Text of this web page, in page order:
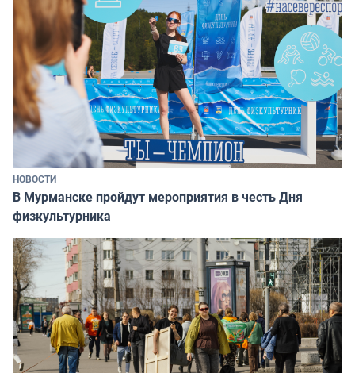
НОВОСТИ
В Мурманске пройдут мероприятия в честь Дня
физкультурника